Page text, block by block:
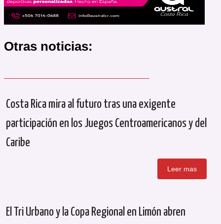
Otras noticias:
Costa Rica mira al futuro tras una exigente
participación en los Juegos Centroamericanos y del
Caribe
Leer mas
El Tri Urbano y la Copa Regional en Limón abren